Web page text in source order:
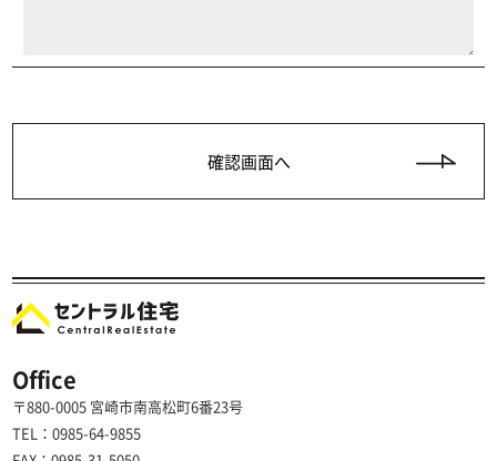
Office
〒880-0005 宮崎市南高松町6番23号
TEL：0985-64-9855